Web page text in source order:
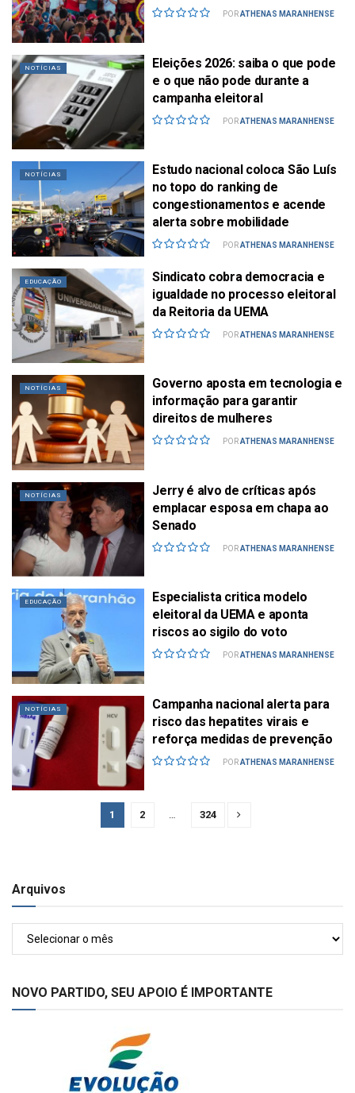
PORATHENAS MARANHENSE
NOTÍCIAS
Eleições 2026: saiba o que pode
e o que não pode durante a
campanha eleitoral
PORATHENAS MARANHENSE
NOTÍCIAS
Estudo nacional coloca São Luís
no topo do ranking de
congestionamentos e acende
alerta sobre mobilidade
PORATHENAS MARANHENSE
EDUCAÇÃO
Sindicato cobra democracia e
igualdade no processo eleitoral
da Reitoria da UEMA
PORATHENAS MARANHENSE
NOTÍCIAS
Governo aposta em tecnologia e
informação para garantir
direitos de mulheres
PORATHENAS MARANHENSE
NOTÍCIAS
Jerry é alvo de críticas após
emplacar esposa em chapa ao
Senado
PORATHENAS MARANHENSE
EDUCAÇÃO
Especialista critica modelo
eleitoral da UEMA e aponta
riscos ao sigilo do voto
PORATHENAS MARANHENSE
NOTÍCIAS
Campanha nacional alerta para
risco das hepatites virais e
reforça medidas de prevenção
PORATHENAS MARANHENSE
1 2 … 324
Arquivos
Arquivos
NOVO PARTIDO, SEU APOIO É IMPORTANTE